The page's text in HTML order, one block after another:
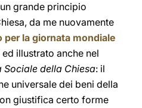
grande principio
da me nuovamente
per la giornata mondiale
ed illustrato anche nel
della Chiesa: il
universale dei beni della
giustifica certo forme